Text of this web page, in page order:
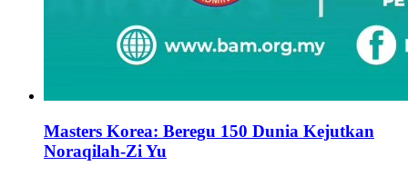
Masters Korea: Beregu 150 Dunia Kejutkan
Noraqilah-Zi Yu